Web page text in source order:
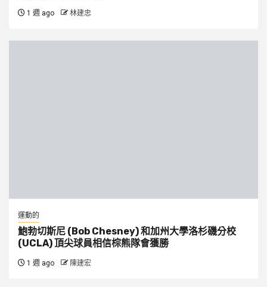
1 週 ago 林建忠
運動的
鮑勃切斯尼 (Bob Chesney) 和加州大學洛杉磯分校
(UCLA) 頂尖球員相信棕熊隊會獲勝
1 週 ago 陳建宏